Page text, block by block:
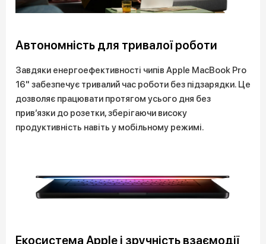
Автономність для тривалої роботи
Завдяки енергоефективності чипів Apple MacBook Pro
16" забезпечує тривалий час роботи без підзарядки. Це
дозволяє працювати протягом усього дня без
прив’язки до розетки, зберігаючи високу
продуктивність навіть у мобільному режимі.
Екосистема Apple і зручність взаємодії